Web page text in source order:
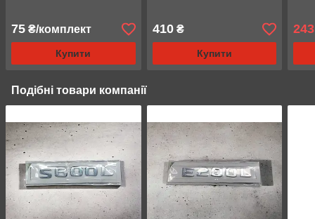
75 ₴/комплект
Купити
410₴
Купити
243
Подібні товари компанії